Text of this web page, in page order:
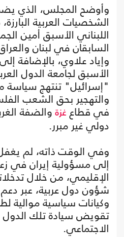
وأوضح المجلس، الذي
الشخصيات العربية
اللبناني الأسبق أمين
السابقان في لبنان
وإياد علاوي، بالإضافة
الأسبق لجامعة الدول
"إسرائيل" تنتهج سياسة
والتهجير بحق الشعب
في قطاع غزة والضفة
دولي غير مبرر.
وفي الوقت ذاته، لم
إلى مسؤولية إيران في
الإقليمي، من خلال
شؤون دول عربية، عبر
وكيانات سياسية موالية
تقويض سيادة تلك
الاجتماعي.